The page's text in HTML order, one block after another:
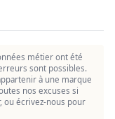
métier ont été
sont possibles.
à une marque
nos excuses si
ou écrivez-nous pour